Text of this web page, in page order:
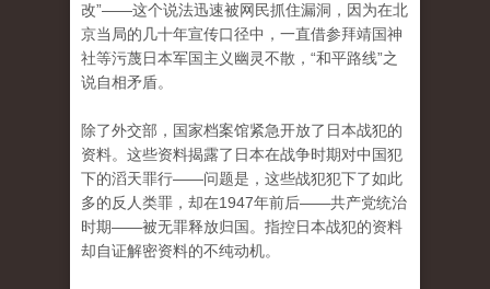
改”——这个说法迅速被网民抓住漏洞，因为在北
京当局的几十年宣传口径中，一直借参拜靖国神
社等污蔑日本军国主义幽灵不散，“和平路线”之
说自相矛盾。
除了外交部，国家档案馆紧急开放了日本战犯的
资料。这些资料揭露了日本在战争时期对中国犯
下的滔天罪行——问题是，这些战犯犯下了如此
多的反人类罪，却在1947年前后——共产党统治
时期——被无罪释放归国。指控日本战犯的资料
却自证解密资料的不纯动机。